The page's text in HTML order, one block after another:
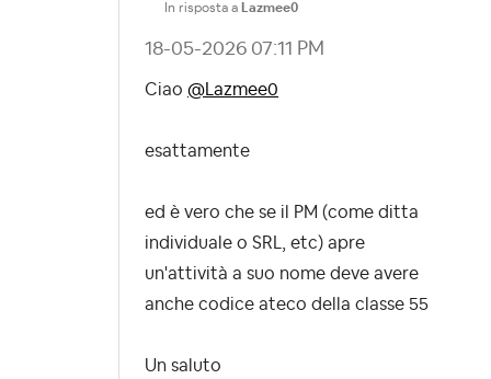
In risposta a Lazmee0
‎18-05-2026 07:11 PM
Ciao @Lazmee0
esattamente
ed è vero che se il PM (come ditta
individuale o SRL, etc) apre
un'attività a suo nome deve avere
anche codice ateco della classe 55
Un saluto